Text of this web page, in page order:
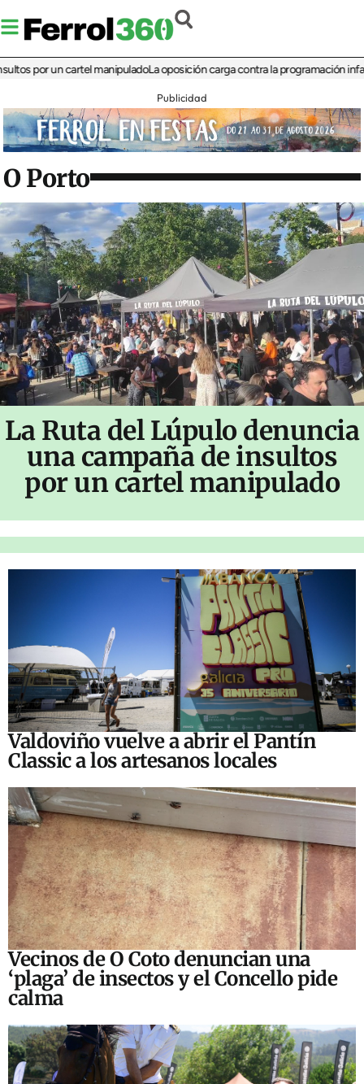
un cartel manipuladoLa oposición carga contra la programación infantil de
Publicidad
O Porto
La Ruta del Lúpulo denuncia
una campaña de insultos
por un cartel manipulado
Valdoviño vuelve a abrir el Pantín
Classic a los artesanos locales
Vecinos de O Coto denuncian una
‘plaga’ de insectos y el Concello pide
calma